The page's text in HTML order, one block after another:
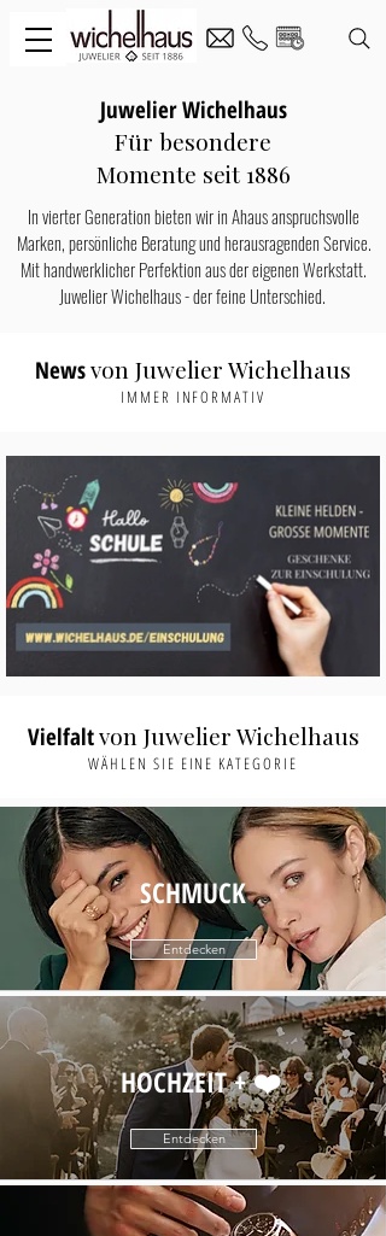
Juwelier Wichelhaus
Für besondere
Momente seit 1886
In vierter Generation bieten wir in Ahaus anspruchsvolle
Marken, persönliche Beratung und herausragenden Service.
Mit handwerklicher Perfektion aus der eigenen Werkstatt.
Juwelier Wichelhaus - der feine Unterschied.
Newsvon Juwelier Wichelhaus
IMMER INFORMATIV
Vielfaltvon Juwelier Wichelhaus
WÄHLEN SIE EINE KATEGORIE
SCHMUCK
Entdecken
HOCHZEIT + ❤️
Entdecken